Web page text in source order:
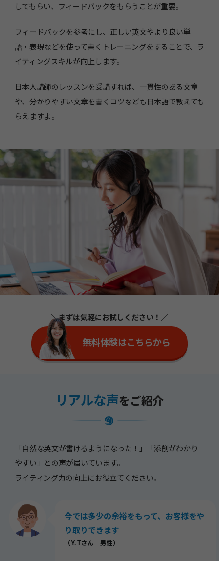
してもらい、フィードバックをもらうことが重要。
フィードバックを参考にし、正しい英文やより良い単
語・表現などを使って書くトレーニングをすることで、ラ
イティングスキルが向上します。
日本人講師のレッスンを受講すれば、一貫性のある文章
や、分かりやすい文章を書くコツなども日本語で教えても
らえますよ。
＼まずは気軽にお試しください！／
無料体験はこちらから
リアルな声をご紹介
「自然な英文が書けるようになった！」「添削がわかり
やすい」との声が届いています。
ライティング力の向上にお役立てください。
今では多少の余裕をもって、お客様をや
り取りできます
（Y. Tさん 男性）